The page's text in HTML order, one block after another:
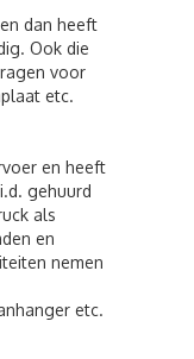
dan heeft
Ook die
voor
etc.
en heeft
gehuurd
als
en
nemen
etc.